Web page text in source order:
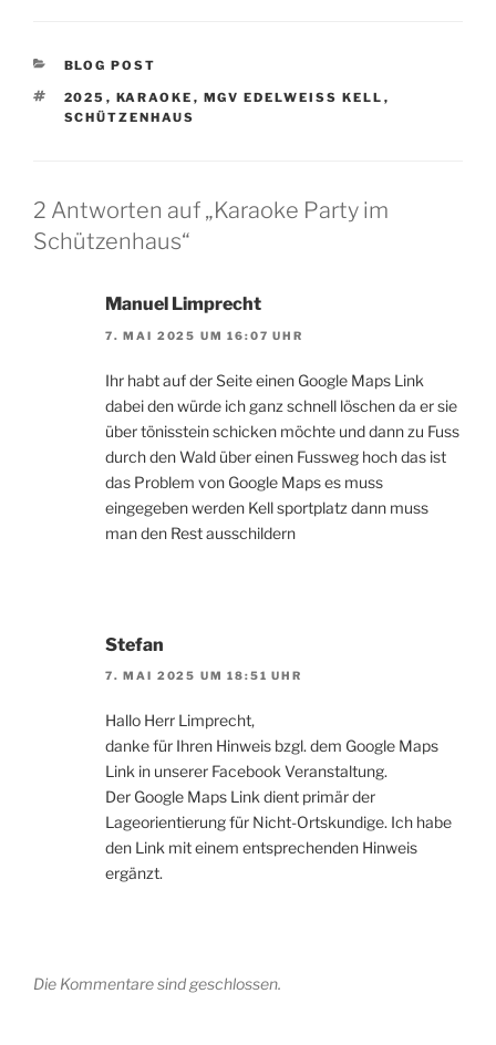
KATEGORIEN
BLOG POST
SCHLAGWÖRTER
2025 , KARAOKE , MGV EDELWEISS KELL ,
SCHÜTZENHAUS
2 Antworten auf „Karaoke Party im
Schützenhaus“
Manuel Limprecht
7. MAI 2025 UM 16:07 UHR
Ihr habt auf der Seite einen Google Maps Link
dabei den würde ich ganz schnell löschen da er sie
über tönisstein schicken möchte und dann zu Fuss
durch den Wald über einen Fussweg hoch das ist
das Problem von Google Maps es muss
eingegeben werden Kell sportplatz dann muss
man den Rest ausschildern
Stefan
7. MAI 2025 UM 18:51 UHR
Hallo Herr Limprecht,
danke für Ihren Hinweis bzgl. dem Google Maps
Link in unserer Facebook Veranstaltung.
Der Google Maps Link dient primär der
Lageorientierung für Nicht-Ortskundige. Ich habe
den Link mit einem entsprechenden Hinweis
ergänzt.
Die Kommentare sind geschlossen.